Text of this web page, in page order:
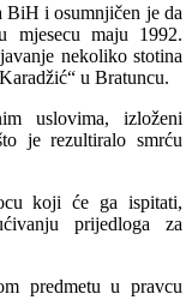
BiH i osumnjičen je da
mjesecu maju 1992.
nekoliko stotina
u Bratuncu.
uslovima, izloženi
je rezultiralo smrću
koji će ga ispitati,
prijedloga za
predmetu u pravcu